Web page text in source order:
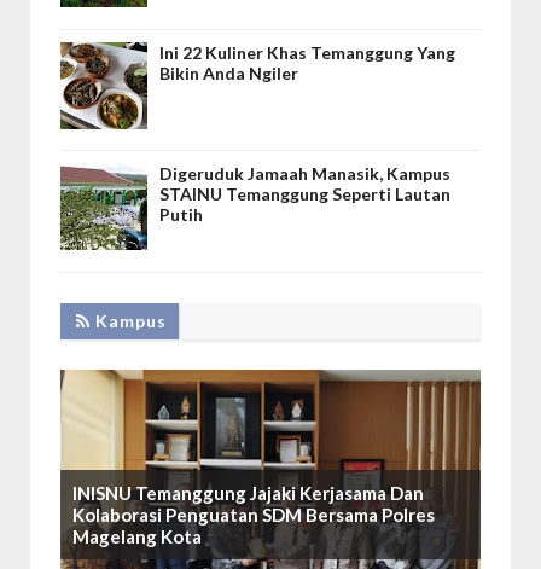
Ini 22 Kuliner Khas Temanggung Yang
Bikin Anda Ngiler
Digeruduk Jamaah Manasik, Kampus
STAINU Temanggung Seperti Lautan
Putih
Kampus
INISNU Temanggung Jajaki Kerjasama Dan
Kolaborasi Penguatan SDM Bersama Polres
Magelang Kota